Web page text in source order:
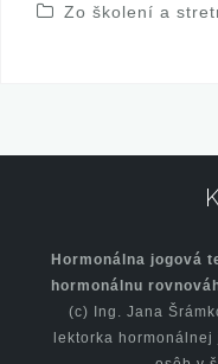
Zo školení a
Hormonálna jogová
hormonálnu
(c) Ing. Jana
lektorka